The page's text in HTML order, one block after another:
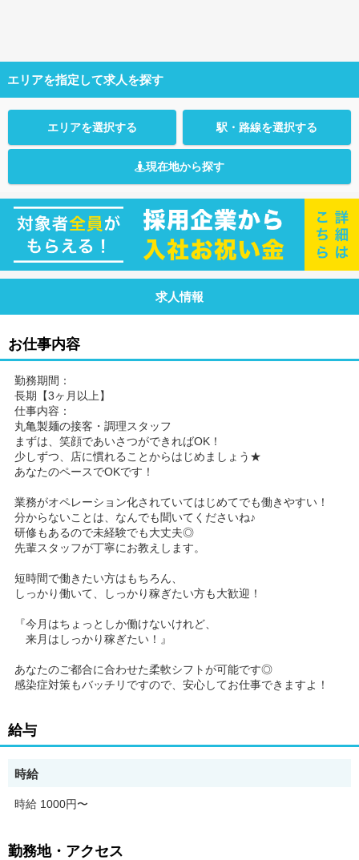
エリアを指定して求人を探す
エリアを選択する 駅・路線を選択する
現在地から探す
求人情報
お仕事内容
勤務期間：
長期【3ヶ月以上】
仕事内容：
丸亀製麺の接客・調理スタッフ
まずは、笑顔であいさつができればOK！
少しずつ、店に慣れることからはじめましょう★
あなたのペースでOKです！
業務がオペレーション化されていてはじめてでも働きやすい！
分からないことは、なんでも聞いてくださいね♪
研修もあるので未経験でも大丈夫◎
先輩スタッフが丁寧にお教えします。
短時間で働きたい方はもちろん、
しっかり働いて、しっかり稼ぎたい方も大歓迎！
『今月はちょっとしか働けないけれど、
来月はしっかり稼ぎたい！』
あなたのご都合に合わせた柔軟シフトが可能です◎
感染症対策もバッチリですので、安心してお仕事できますよ！
給与
時給
時給 1000円〜
勤務地・アクセス